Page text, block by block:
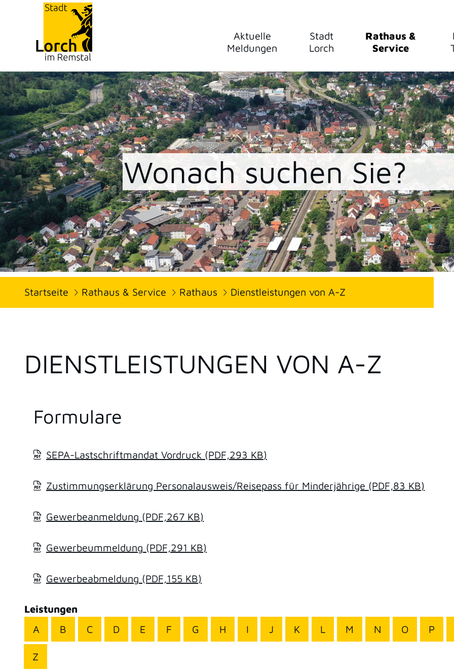
Aktuelle
Meldungen
Stadt
Lorch
Rathaus &
Service
Startseite Rathaus & Service Rathaus Dienstleistungen von A-Z
DIENSTLEISTUNGEN VON A-Z
Formulare
SEPA-Lastschriftmandat Vordruck (PDF,293 KB)
Zustimmungserklärung Personalausweis/Reisepass für Minderjährige (PDF,83 KB)
Gewerbeanmeldung (PDF,267 KB)
Gewerbeummeldung (PDF,291 KB)
Gewerbeabmeldung (PDF,155 KB)
Leistungen
A
B C D E F G H I J K L M N O P
Z